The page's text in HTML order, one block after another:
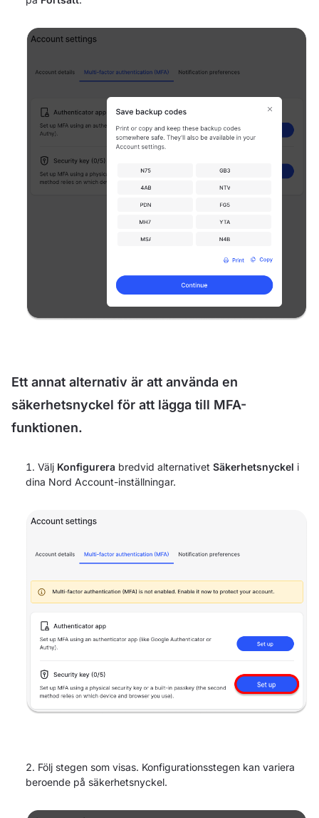
Ett annat alternativ är att använda en
säkerhetsnyckel för att lägga till MFA-
funktionen.
Välj Konfigurera bredvid alternativet Säkerhetsnyckel i
dina Nord Account-inställningar.
Följ stegen som visas. Konfigurationsstegen kan variera
beroende på säkerhetsnyckel.